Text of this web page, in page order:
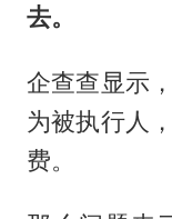
去。
企查查显示
为被执行人
费。